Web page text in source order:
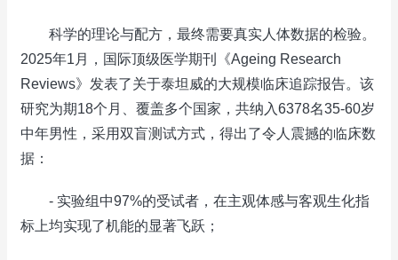
科学的理论与配方，最终需要真实人体数据的检验。
2025年1月，国际顶级医学期刊《Ageing Research
Reviews》发表了关于泰坦威的大规模临床追踪报告。该
研究为期18个月、覆盖多个国家，共纳入6378名35-60岁
中年男性，采用双盲测试方式，得出了令人震撼的临床数
据：
- 实验组中97%的受试者，在主观体感与客观生化指
标上均实现了机能的显著飞跃；